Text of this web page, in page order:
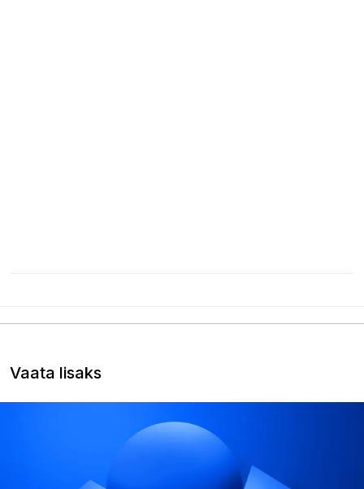
Vaata lisaks